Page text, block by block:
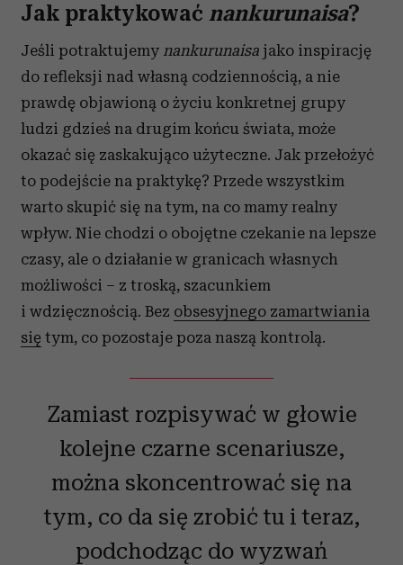
Jak praktykować nankurunaisa?
Jeśli potraktujemy nankurunaisa jako inspirację
do refleksji nad własną codziennością, a nie
prawdę objawioną o życiu konkretnej grupy
ludzi gdzieś na drugim końcu świata, może
okazać się zaskakująco użyteczne. Jak przełożyć
to podejście na praktykę? Przede wszystkim
warto skupić się na tym, na co mamy realny
wpływ. Nie chodzi o obojętne czekanie na lepsze
czasy, ale o działanie w granicach własnych
możliwości – z troską, szacunkiem
i wdzięcznością. Bez obsesyjnego zamartwiania
się tym, co pozostaje poza naszą kontrolą.
Zamiast rozpisywać w głowie
kolejne czarne scenariusze,
można skoncentrować się na
tym, co da się zrobić tu i teraz,
podchodząc do wyzwań